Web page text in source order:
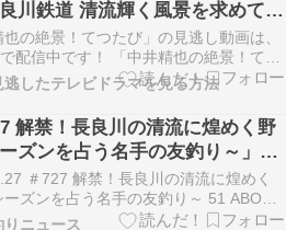
いる…
川鉄道 清流輝く風景を求めて」
送・見逃し動画配信は？
也の絶景！てつたび」の見逃し動画は、
配信中です！ 「中井精也の絶景！てつ
見逃した方には、動画配信サービス「U-
ユーネクスト）」をおすすめします。新
から31日間は無料体験できるうえに、新
にもらえるU-NEXTポイントを使って
逃したテレビドラマを見る方法
解禁！長良川の清流に煌めく野
ズンを占う名手の友釣り～」を
しました。
＃727 解禁！長良川の清流に煌めく
ズンを占う名手の友釣り～ 51 ABOUT
高知の四万十川、静岡の柿田川と並ぶ
りニュース